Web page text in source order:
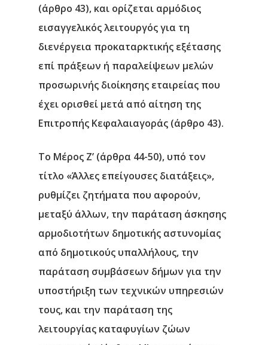
(άρθρο 43), και ορίζεται αρμόδιος
εισαγγελικός λειτουργός για τη
διενέργεια προκαταρκτικής εξέτασης
επί πράξεων ή παραλείψεων μελών
προσωρινής διοίκησης εταιρείας που
έχει ορισθεί μετά από αίτηση της
Επιτροπής Κεφαλαιαγοράς (άρθρο 43).
Το Μέρος Ζ’ (άρθρα 44-50), υπό τον
τίτλο «Άλλες επείγουσες διατάξεις»,
ρυθμίζει ζητήματα που αφορούν,
μεταξύ άλλων, την παράταση άσκησης
αρμοδιοτήτων δημοτικής αστυνομίας
από δημοτικούς υπαλλήλους, την
παράταση συμβάσεων δήμων για την
υποστήριξη των τεχνικών υπηρεσιών
τους, και την παράταση της
λειτουργίας καταφυγίων ζώων